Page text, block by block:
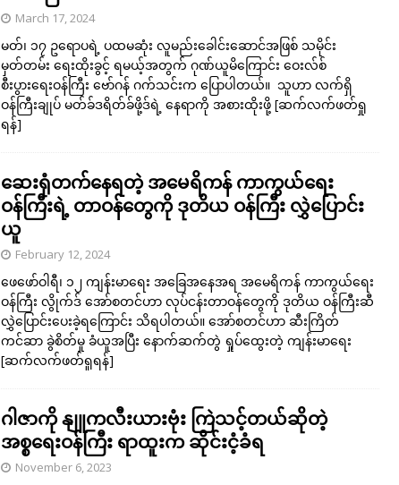
March 17, 2024
မတ်၊ ၁၇ ဥရောပရဲ့ ပထမဆုံး လူမည်းခေါင်းဆောင်အဖြစ် သမိုင်း
မှတ်တမ်း ရေးထိုးခွင့် ရမယ့်အတွက် ဂုဏ်ယူမိကြောင်း ဝေးလ်စ်
စီးပွားရေးဝန်ကြီး ဗော်ဂန် ဂက်သင်းက ပြောပါတယ်။ သူဟာ လက်ရှိ
ဝန်ကြီးချုပ် မတ်ခ်ဒရိတ်ခ်ဖို့ဒ်ရဲ့ နေရာကို အစားထိုးဖို့ [ဆက်လက်ဖတ်ရှု
ရန်]
ဆေးရုံတက်နေရတဲ့ အမေရိကန် ကာကွယ်ရေး
ဝန်ကြီးရဲ့ တာဝန်တွေကို ဒုတိယ ဝန်ကြီး လွှဲပြောင်း
ယူ
February 12, 2024
ဖေဖော်ဝါရီ၊ ၁၂ ကျန်းမာရေး အခြေအနေအရ အမေရိကန် ကာကွယ်ရေး
ဝန်ကြီး လွိုက်ဒ် အော်စတင်ဟာ လုပ်ငန်းတာဝန်တွေကို ဒုတိယ ဝန်ကြီးဆီ
လွှဲပြောင်းပေးခဲ့ရကြောင်း သိရပါတယ်။ အော်စတင်ဟာ ဆီးကြိတ်
ကင်ဆာ ခွဲစိတ်မှု ခံယူအပြီး နောက်ဆက်တွဲ ရှုပ်ထွေးတဲ့ ကျန်းမာရေး
[ဆက်လက်ဖတ်ရှုရန်]
ဂါဇာကို နျူကလီးယားဗုံး ကြဲသင့်တယ်ဆိုတဲ့
အစ္စရေးဝန်ကြီး ရာထူးက ဆိုင်းငံ့ခံရ
November 6, 2023